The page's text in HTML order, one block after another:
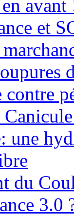
avant
et
contre
une
du
3.0